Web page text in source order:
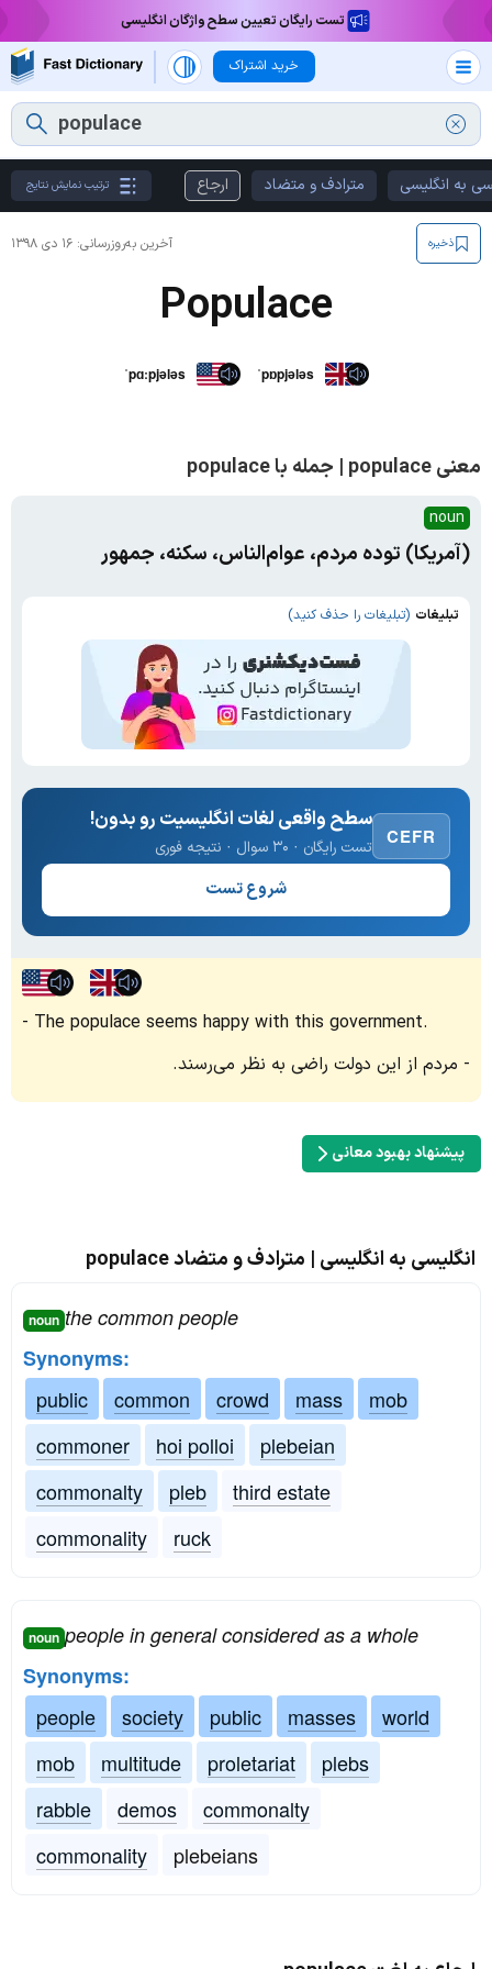
تست رایگان تعیین سطح واژگان انگلیسی
خرید اشتراک
به انگلیسی مترادف و متضاد ارجاع ترتیب نمایش نتایج
آخرین به‌روزرسانی: ۱۶ دی ۱۳۹۸ ذخیره
Populace
ˈpɑːpjələs ˈpɒpjələs
معنی populace | جمله با populace
noun
(آمریکا) توده مردم، عوام‌الناس، سکنه، جمهور
تبلیغات (تبلیغات را حذف کنید)
CEFR
سطح واقعی لغات انگلیسیت رو بدون!
تست رایگان · ۳۰ سوال · نتیجه فوری
شروع تست
The populace seems happy with this government.
مردم از این دولت راضی به نظر می‌رسند.
پیشنهاد بهبود معانی
انگلیسی به انگلیسی | مترادف و متضاد populace
noun the common people
Synonyms:
public
common crowd mass
mob
commoner
hoi polloi
plebeian
commonalty
pleb
third estate
commonality
ruck
noun people in general considered as a whole
Synonyms:
people
society public masses
world
mob
multitude proletariat
plebs
rabble
demos
commonalty
commonality
plebeians